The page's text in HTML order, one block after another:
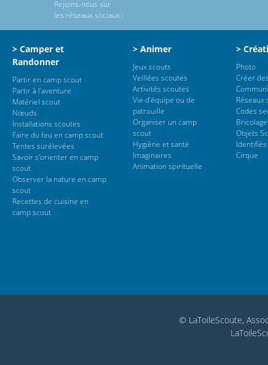
Rejoins-nous sur
les réseaux sociaux :
> Camper et
Randonner
Partir en camp scout
Partir à l’aventure
Matériel scout
Nœuds
Installations scoutes
Faire du feu en camp scout
Tentes surélevées
Savoir s’orienter en camp
scout
Observer la nature en camp
scout
Recettes de cuisine en
camp scout
> Animer
Jeux scouts
Veillées scoutes
Activités scoutes
Vie d’équipe ou de
patrouille
Organiser un camp
scout
Hygiène et santé
Imaginaires
Animation spirituelle
>
Photo
Créer
Réseaux
Codes
Objets
Identifiés
Cirque
© LaToileScoute,